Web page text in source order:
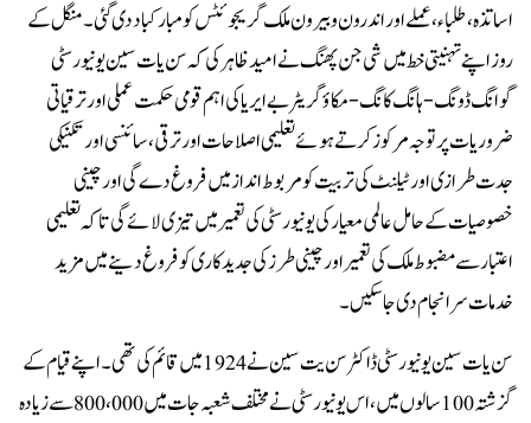
اساتذہ، طلباء، عملے اور اندرون و بیرون ملک گریجوئٹس کو مبارکباد دی گئی۔ منگل کے
روز اپنے تہنیتی خط میں شی جن پھنگ نے امید ظاہر کی کہ سن یات سین یونیورسٹی
گوانگ ڈونگ-ہانگ کانگ-مکاؤ گریٹر بے ایریا کی اہم قومی حکمت عملی اور ترقیاتی
ضروریات پر توجہ مرکوز کرتے ہوئے تعلیمی اصلاحات اور ترقی، سائنسی اور تکنیکی
جدت طرازی اور ٹیلنٹ کی تربیت کو مربوط انداز میں فروغ دے گی اور چینی
خصوصیات کے حامل عالمی معیار کی یونیورسٹی کی تعمیر میں تیزی لائے گی تاکہ تعلیمی
اعتبار سے مضبوط ملک کی تعمیر اور چینی طرز کی جدیدکاری کو فروغ دینے میں مزید
خدمات سرانجام دی جا سکیں۔
سن یات سین یونیورسٹی ڈاکٹر سن یت سین نے 1924 میں قائم کی تھی۔ اپنے قیام کے
گزشتہ 100 سالوں میں ، اس یونیورسٹی نے مختلف شعبہ جات میں 800،000 سے زیادہ